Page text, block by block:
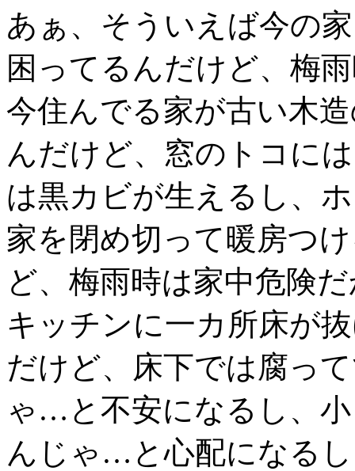
あぁ、そういえば今の
困ってるんだけど、梅
今住んでる家が古い木
んだけど、窓のトコに
は黒カビが生えるし、
家を閉め切って暖房つ
ど、梅雨時は家中危険
キッチンに一カ所床が
だけど、床下では腐っ
ゃ…と不安になるし、
んじゃ…と心配になる